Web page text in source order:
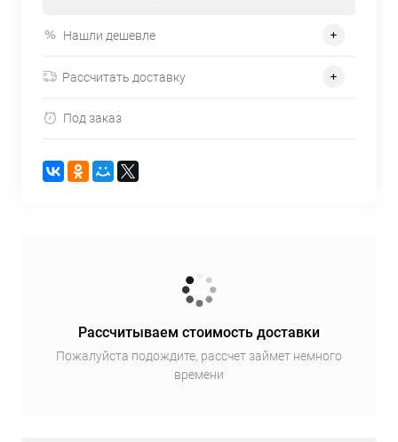
Нашли дешевле
Рассчитать доставку
Под заказ
Рассчитываем стоимость доставки
Пожалуйста подождите, рассчет займет немного
времени